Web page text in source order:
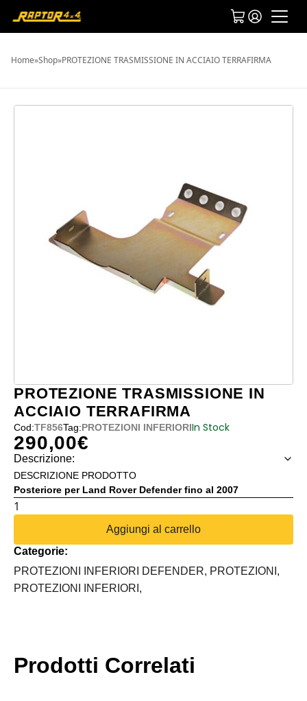
Home»Shop»PROTEZIONE TRASMISSIONE IN ACCIAIO TERRAFIRMA
PROTEZIONE TRASMISSIONE IN
ACCIAIO TERRAFIRMA
Cod:TF856Tag:PROTEZIONI INFERIORIIn Stock
290,00€
Descrizione:
DESCRIZIONE PRODOTTO
Posteriore per Land Rover Defender fino al 2007
PROTEZIONE
ACCIAIO
TERRAFIRMA
quantità
Aggiungi al carrello
Categorie:
PROTEZIONI INFERIORI DEFENDER, PROTEZIONI,
PROTEZIONI INFERIORI,
Prodotti Correlati